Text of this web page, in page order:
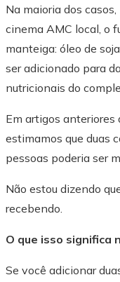
Na maioria dos
cinema AMC local, o
manteiga: óleo de
ser adicionado para
nutricionais do
Em artigos anteriores
estimamos que duas
pessoas poderia ser
Não estou dizendo
recebendo.
O que isso significa
Se você adicionar